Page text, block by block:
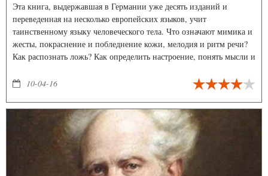
Эта книга, выдержавшая в Германии уже десять изданий и
переведенная на несколько европейских языков, учит
таинственному языку человеческого тела. Что означают мимика и
жесты, покраснение и побледнение кожи, мелодия и ритм речи?
Как распознать ложь? Как определить настроение, понять мысли и
10-04-16